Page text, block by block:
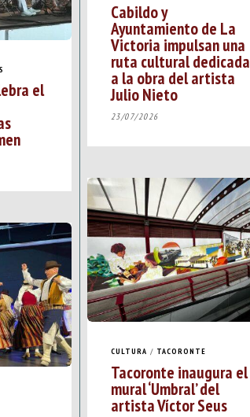
Cabildo y
Ayuntamiento de La
Victoria impulsan una
ruta cultural dedicada
a la obra del artista
Julio Nieto
23/07/2026
el
CULTURA / TACORONTE
Tacoronte inaugura el
mural ‘Umbral’ del
artista Víctor Seus